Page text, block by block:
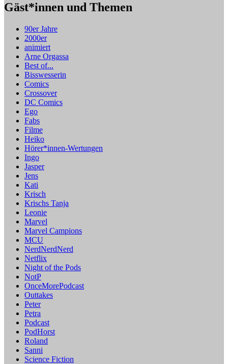
Gäst*innen und Themen
90er Jahre
2000er
animiert
Arne Orgassa
Best of...
Bisswesserin
Comics
Crossover
DC Comics
Ego
Fabs
Filme
Heiko
Hörer*innen-Wertungen
Ingo
Jasper
Jens
Kati
Krisch
Krischs Tanja
Leonie
Marvel
Marvel Campions
MCU
NerdNerdNerd
Netflix
Night of the Pods
NotP
OnceMorePodcast
Outtakes
Peter
Petra
Podcast
PodHorst
Roland
Sanni
Science Fiction